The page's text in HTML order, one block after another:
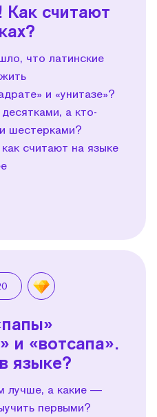
Как считают
что латинские
и «унитазе»?
а кто-
шестерками?
считают на языке
и «вотсапа».
языке?
лучше, а какие —
первыми?